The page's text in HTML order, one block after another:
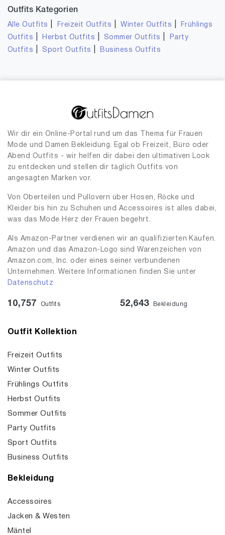
Outfits Kategorien
Alle Outfits Freizeit Outfits |Winter Outfits
Frühlings
Outfits
Herbst Outfits Sommer Outfits
Party
Outfits
Sport Outfits Business Outfits
Wir dir ein Online-Portal rund um das Thema für Frauen
Mode und Damen Bekleidung. Egal ob Freizeit, Büro oder
Abend Outfits - wir helfen dir dabei den ultimativen Look
zu entdecken und stellen dir täglich Outfits von
angesagten Marken vor.
Von Oberteilen und Pullovern über Hosen, Röcke und
Kleider bis hin zu Schuhen und Accessoires ist alles dabei,
was das Mode Herz der Frauen begehrt.
Als Amazon-Partner verdienen wir an qualifizierten Käufen.
Amazon und das Amazon-Logo sind Warenzeichen von
Amazon.com, Inc. oder eines seiner verbundenen
Unternehmen. Weitere Informationen finden Sie unter
Datenschutz
10,757 Outfits 52,643 Bekleidung
Outfit Kollektion
Freizeit Outfits
Winter Outfits
Frühlings Outfits
Herbst Outfits
Sommer Outfits
Party Outfits
Sport Outfits
Business Outfits
Bekleidung
Accessoires
Jacken & Westen
Mäntel